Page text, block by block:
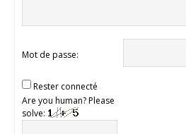
Mot de passe:
Rester connecté
Are you human? Please
solve: